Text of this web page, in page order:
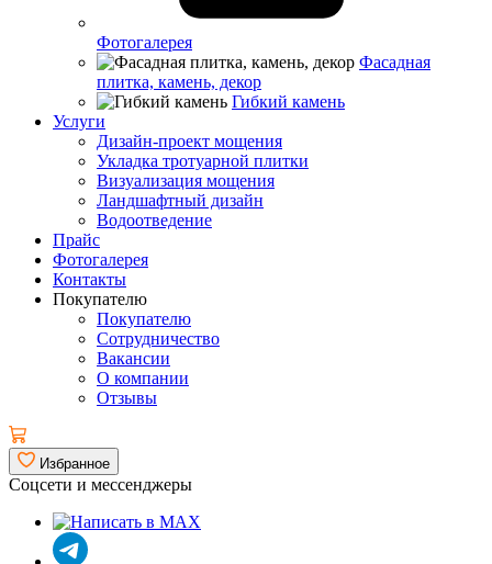
Фотогалерея
Фасадная
плитка, камень, декор
Гибкий камень
Услуги
Дизайн-проект мощения
Укладка тротуарной плитки
Визуализация мощения
Ландшафтный дизайн
Водоотведение
Прайс
Фотогалерея
Контакты
Покупателю
Покупателю
Сотрудничество
Вакансии
О компании
Отзывы
Избранное
Соцсети и мессенджеры